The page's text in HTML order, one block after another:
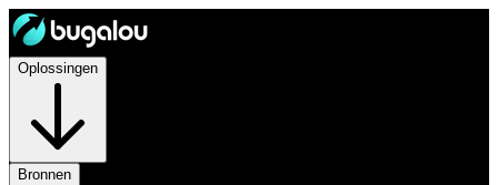
Oplossingen
Bronnen